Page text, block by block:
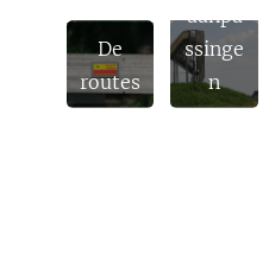
De
routes
aanpa
ssinge
n